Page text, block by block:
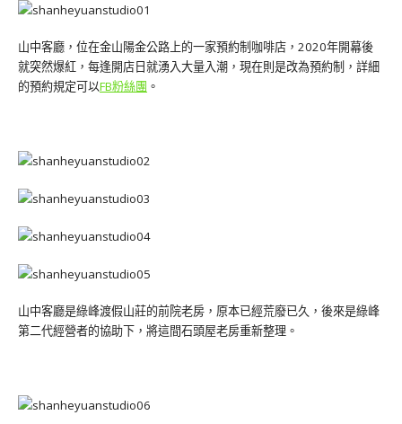
山中客廳，位在金山陽金公路上的一家預約制咖啡店，2020年開幕後
就突然爆紅，每逢開店日就湧入大量入潮，現在則是改為預約制，詳細
的預約規定可以FB粉絲團 。
山中客廳是綠峰渡假山莊的前院老房，原本已經荒廢已久，後來是綠峰
第二代經營者的協助下，將這間石頭屋老房重新整理。